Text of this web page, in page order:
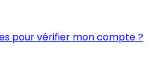
pour vérifier mon compte ?